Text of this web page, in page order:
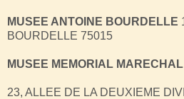
MUSEE ANTOINE BOURDELLE
BOURDELLE 75015
MUSEE MEMORIAL MARECHAL
23, ALLEE DE LA DEUXIEME